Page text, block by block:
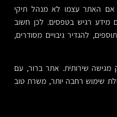
אם האתר עצמו לא מנהל תיקי
מידע רגיש בטפסים. לכן חשוב
להגדיר גיבויים מסודרים,
מגישה שירותית. אתר ברור, עם
שימוש רחבה יותר, משרת טוב